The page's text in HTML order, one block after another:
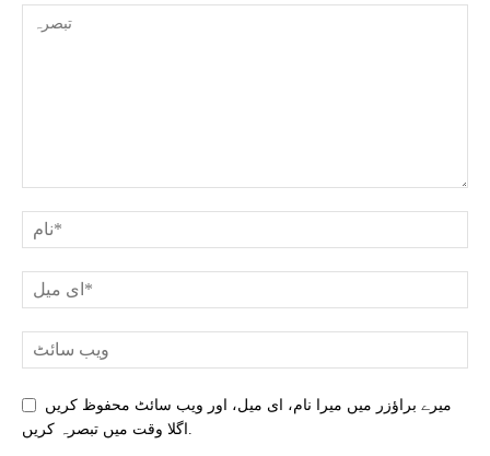
میرے براؤزر میں میرا نام، ای میل، اور ویب سائٹ محفوظ کریں